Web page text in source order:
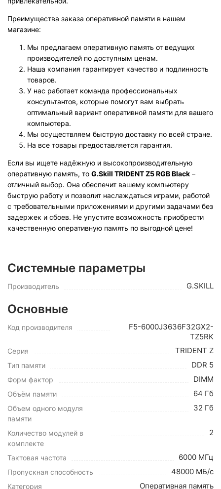
Преимущества заказа оперативной памяти в нашем
магазине:
Мы предлагаем оперативную память от ведущих
производителей по доступным ценам.
Наша компания гарантирует качество и подлинность
товаров.
У нас работает команда профессиональных
консультантов, которые помогут вам выбрать
оптимальный вариант оперативной памяти для вашего
компьютера.
Мы осуществляем быструю доставку по всей стране.
На все товары предоставляется гарантия.
Если вы ищете надёжную и высокопроизводительную
оперативную память, то G.Skill TRIDENT Z5 RGB Black –
отличный выбор. Она обеспечит вашему компьютеру
быструю работу и позволит наслаждаться играми, работой
с требовательными приложениями и другими задачами без
задержек и сбоев. Не упустите возможность приобрести
качественную оперативную память по выгодной цене!
Системные параметры
Производитель G.SKILL
Основные
Код производителя
F5-6000J3636F32GX2-
TZ5RK
Серия TRIDENT Z
Тип памяти DDR 5
Форм фактор DIMM
Объём памяти 64 Гб
Объем одного модуля
памяти
32 Гб
Количество модулей в
комплекте
2
Тактовая частота 6000 МГц
Пропускная способность 48000 МБ/с
Категория Оперативная память